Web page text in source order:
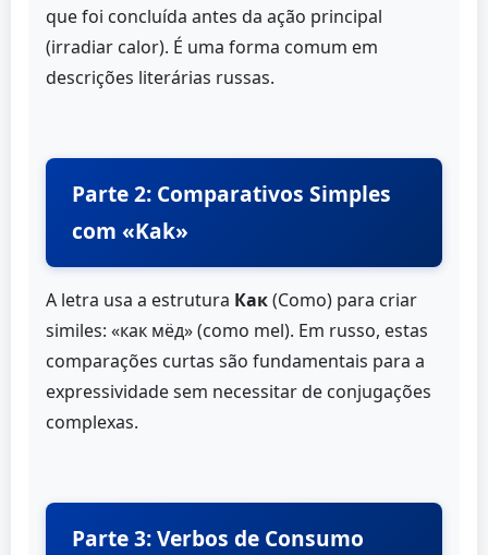
que foi concluída antes da ação principal
(irradiar calor). É uma forma comum em
descrições literárias russas.
Parte 2: Comparativos Simples
com «Kak»
A letra usa a estrutura Как(Como) para criar
similes: «как мёд» (como mel). Em russo, estas
comparações curtas são fundamentais para a
expressividade sem necessitar de conjugações
complexas.
Parte 3: Verbos de Consumo